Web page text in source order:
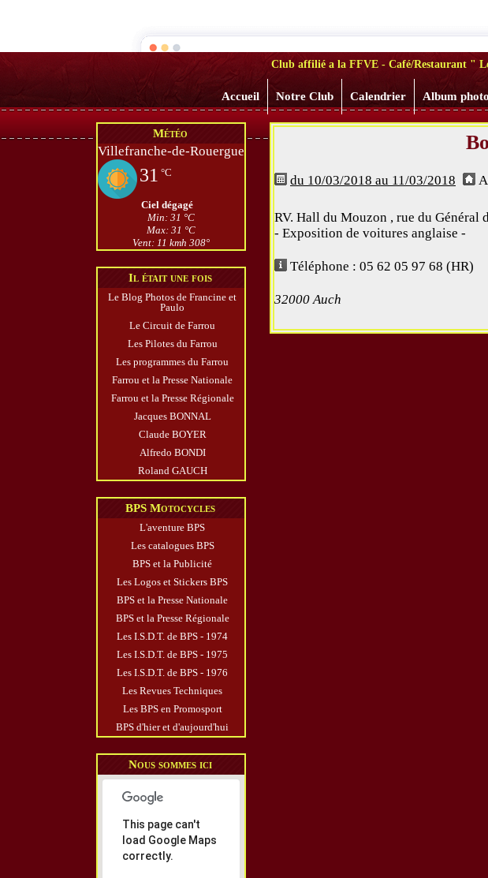
Les Vieilles
Club affilié a la FFVE - Café/Restaurant "
Accueil Notre Club Calendrier Album
Météo
Villefranche-de-Rouergue
31 °C
Ciel dégagé
Min: 31 °C
Max: 31 °C
Vent: 11 kmh 308°
Il était une fois
Le Blog Photos de Francine et
Paulo
Le Circuit de Farrou
Les Pilotes du Farrou
Les programmes du Farrou
Farrou et la Presse Nationale
Farrou et la Presse Régionale
Jacques BONNAL
Claude BOYER
Alfredo BONDI
Roland GAUCH
BPS Motocycles
L'aventure BPS
Les catalogues BPS
BPS et la Publicité
Les Logos et Stickers BPS
BPS et la Presse Nationale
BPS et la Presse Régionale
Les I.S.D.T. de BPS - 1974
Les I.S.D.T. de BPS - 1975
Les I.S.D.T. de BPS - 1976
Les Revues Techniques
Les BPS en Promosport
BPS d'hier et d'aujourd'hui
Nous sommes ici
This page can't
load Google Maps
correctly.
du 10/03/2018 au 11/03/2018
RV. Hall du Mouzon , rue du Général
- Exposition de voitures anglaise -
Téléphone : 05 62 05 97 68 (HR)
32000 Auch